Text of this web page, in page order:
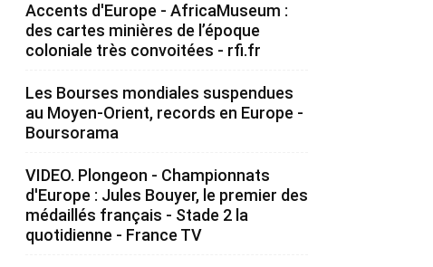
Accents d'Europe - AfricaMuseum :
des cartes minières de l’époque
coloniale très convoitées - rfi.fr
Les Bourses mondiales suspendues
au Moyen-Orient, records en Europe -
Boursorama
VIDEO. Plongeon - Championnats
d'Europe : Jules Bouyer, le premier des
médaillés français - Stade 2 la
quotidienne - France TV